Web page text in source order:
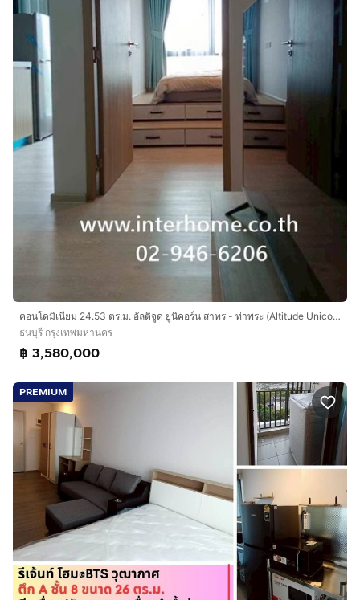
คอนโดมิเนียม 24.53 ตร.ม. อัลติจูด ยูนิคอร์น สาทร - ท่าพระ (Altitude Unicorn Sathorn - Thapra) ใกล้ เดอะมอลล์ท่าพระ ซอยรัชดาท่าพระ13
ธนบุรี กรุงเทพมหานคร
฿ 3,580,000
PREMIUM